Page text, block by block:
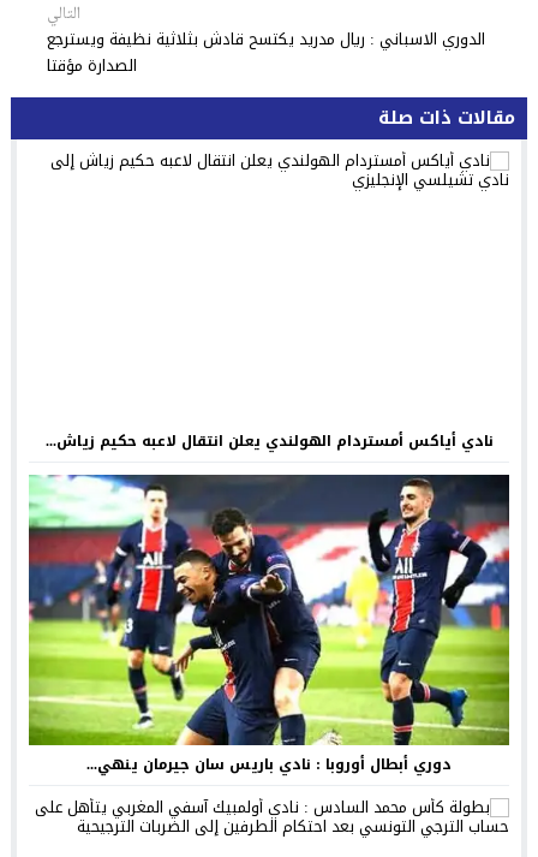
التالي
الدوري الاسباني : ريال مدريد يكتسح قادش بثلاثية نظيفة ويسترجع
الصدارة مؤقتا
مقالات ذات صلة
نادي أياكس أمستردام الهولندي يعلن انتقال لاعبه حكيم زياش...
دوري أبطال أوروبا : نادي باريس سان جيرمان ينهي...